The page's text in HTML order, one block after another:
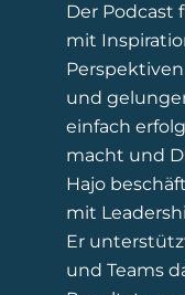
Der Podcast
mit
und
einfach
macht und
Hajo
mit
Er
und Teams